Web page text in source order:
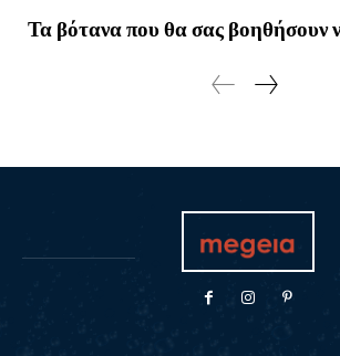
Τα βότανα που θα σας βοηθήσουν